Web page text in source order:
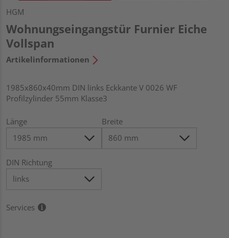
HGM
Wohnungseingangstür Furnier Eiche
Vollspan
Artikelinformationen
1985x860x40mm DIN links Eckkante V 0026 WF
Profilzylinder 55mm Klasse3
Länge Breite
DIN Richtung
Services